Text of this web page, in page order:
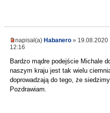
napisał(a) Habanero » 19.08.2020
12:16
Bardzo mądre podejście Michale
naszym kraju jest tak wielu
doprowadzają do tego, że
Pozdrawiam.